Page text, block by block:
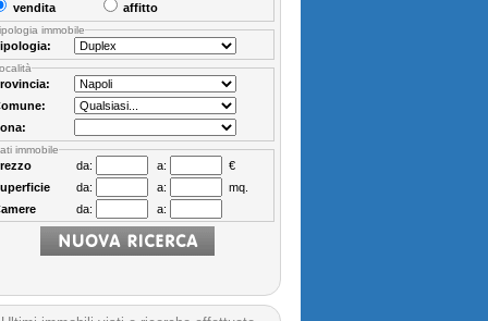
vendita affitto
immobile
immobile
da: a:
€
da: a:
mq.
da: a: